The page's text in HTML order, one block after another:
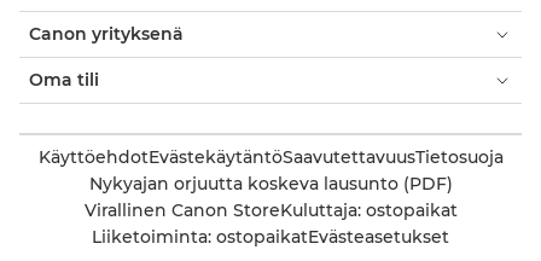
Canon yrityksenä
Oma tili
KäyttöehdotEvästekäytäntöSaavutettavuusTietosuoja
Nykyajan orjuutta koskeva lausunto (PDF)
Virallinen Canon StoreKuluttaja: ostopaikat
Liiketoiminta: ostopaikatEvästeasetukset